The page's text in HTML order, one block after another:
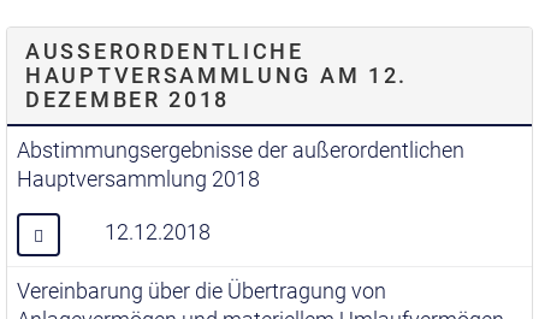
AUSSERORDENTLICHE H
AUPTVERSAMMLUNG AM 12. D
EZEMBER 2018
Abstimmungsergebnisse der außerordentlichen
Hauptversammlung 2018
12.12.2018
Vereinbarung über die Übertragung von